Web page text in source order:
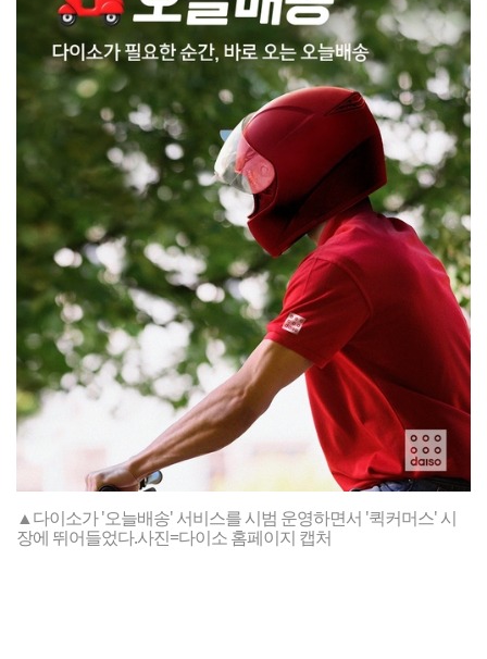
▲다이소가 '오늘배송' 서비스를 시범 운영하면서 '퀵커머스' 시
장에 뛰어들었다.사진=다이소 홈페이지 캡처